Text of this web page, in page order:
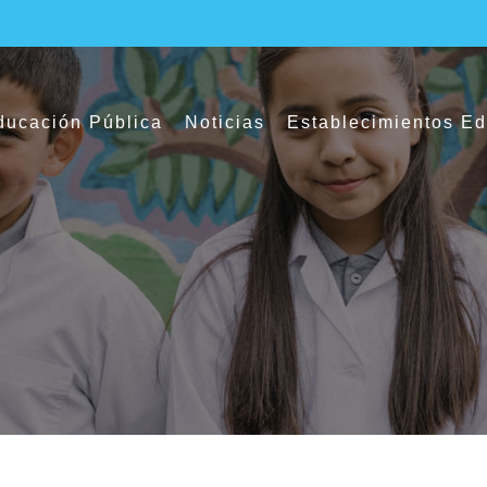
Pública Noticias Establecimientos